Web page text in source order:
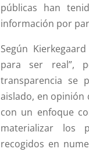
públicas han
información por
Según
para ser real”,
transparencia se
aislado, en opinión
con un enfoque
materializar los
recogidos en